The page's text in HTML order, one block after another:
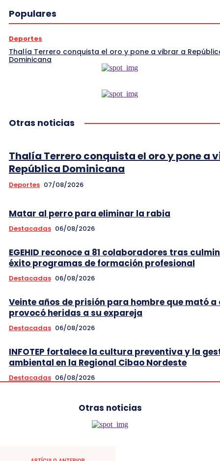
Populares
Deportes
Thalía Terrero conquista el oro y pone a vibrar a
Dominicana
Otras noticias
Thalía Terrero conquista el oro y pone a
República Dominicana
Deportes 07/08/2026
Matar al perro para eliminar la rabia
Destacadas 06/08/2026
EGEHID reconoce a 81 colaboradores tras
éxito programas de formación profesional
Destacadas 06/08/2026
Veinte años de prisión para hombre que mató a
provocó heridas a su expareja
Destacadas 06/08/2026
INFOTEP fortalece la cultura preventiva y la
ambiental en la Regional Cibao Nordeste
Destacadas 06/08/2026
Otras noticias